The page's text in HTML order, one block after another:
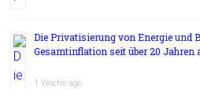
Die Privatisierung von Energie und
Gesamtinflation seit über 20 Jahren
1 Woche ago